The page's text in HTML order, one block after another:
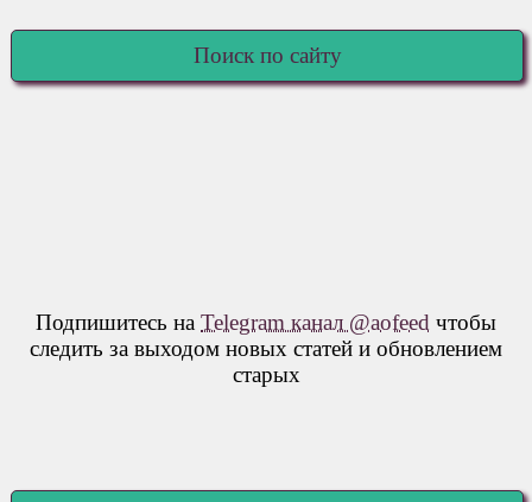
Поиск по сайту
Подпишитесь на Telegram канал @aofeed чтобы
следить за выходом новых статей и обновлением
старых